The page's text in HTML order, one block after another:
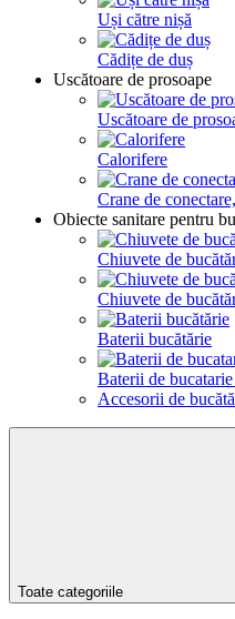
Uși către nișă
Cădițe de duș
Uscătoare de prosoape
Uscătoare de
Calorifere
Crane de
Obiecte sanitare pentru
Chiuvete de
Chiuvete de
Baterii bucătărie
Baterii de
Accesorii de
Toate categoriile